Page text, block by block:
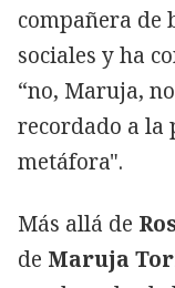
compañera de
sociales y ha
“no, Maruja,
recordado a la
metáfora".
Más allá de
de Maruja